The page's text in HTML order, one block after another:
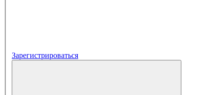
Зарегистрироваться